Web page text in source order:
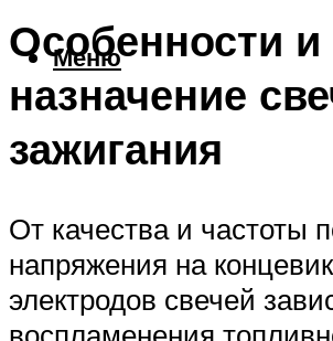
Меню
Особенности и
назначение
зажигания
От качества и частоты
напряжения на
электродов свечей